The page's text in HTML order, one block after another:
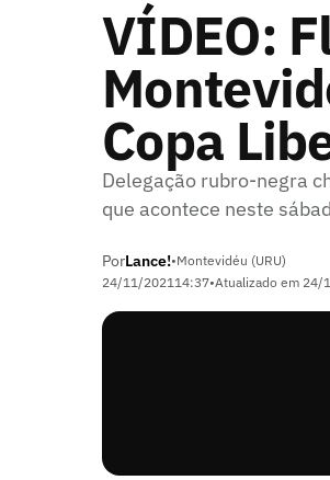
VÍDEO:
Copa
Delegação rubro-negra
que acontece neste
PorLance!•Montevidéu (URU)
24/11/202114:37•Atualizado em 24/